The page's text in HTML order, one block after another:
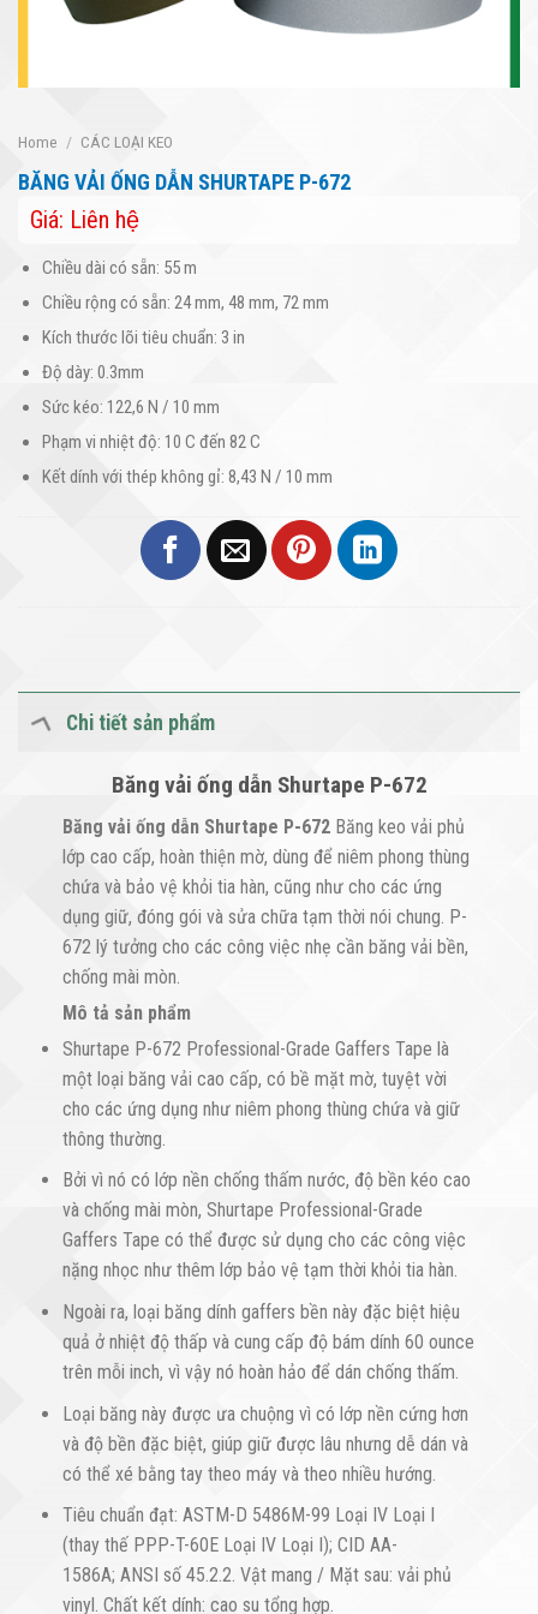
Home / CÁC LOẠI KEO
BĂNG VẢI ỐNG DẪN SHURTAPE P-672
Giá: Liên hệ
Chiều dài có sẵn: 55 m
Chiều rộng có sẵn: 24 mm, 48 mm, 72 mm
Kích thước lõi tiêu chuẩn: 3 in
Độ dày: 0.3mm
Sức kéo: 122,6 N / 10 mm
Phạm vi nhiệt độ: 10 C đến 82 C
Kết dính với thép không gỉ: 8,43 N / 10 mm
Chi tiết sản phẩm
Băng vải ống dẫn Shurtape P-672
Băng vải ống dẫn Shurtape P-672 Băng keo vải phủ
lớp cao cấp, hoàn thiện mờ, dùng để niêm phong thùng
chứa và bảo vệ khỏi tia hàn, cũng như cho các ứng
dụng giữ, đóng gói và sửa chữa tạm thời nói chung. P-
672 lý tưởng cho các công việc nhẹ cần băng vải bền,
chống mài mòn.
Mô tả sản phẩm
Shurtape P-672 Professional-Grade Gaffers Tape là
một loại băng vải cao cấp, có bề mặt mờ, tuyệt vời
cho các ứng dụng như niêm phong thùng chứa và giữ
thông thường.
Bởi vì nó có lớp nền chống thấm nước, độ bền kéo cao
và chống mài mòn, Shurtape Professional-Grade
Gaffers Tape có thể được sử dụng cho các công việc
nặng nhọc như thêm lớp bảo vệ tạm thời khỏi tia hàn.
Ngoài ra, loại băng dính gaffers bền này đặc biệt hiệu
quả ở nhiệt độ thấp và cung cấp độ bám dính 60 ounce
trên mỗi inch, vì vậy nó hoàn hảo để dán chống thấm.
Loại băng này được ưa chuộng vì có lớp nền cứng hơn
và độ bền đặc biệt, giúp giữ được lâu nhưng dễ dán và
có thể xé bằng tay theo máy và theo nhiều hướng.
Tiêu chuẩn đạt: ASTM-D 5486M-99 Loại IV Loại I
(thay thế PPP-T-60E Loại IV Loại I); CID AA-
1586A; ANSI số 45.2.2. Vật mang / Mặt sau: vải phủ
vinyl. Chất kết dính: cao su tổng hợp.